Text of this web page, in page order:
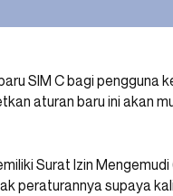
SIM C bagi pengguna
aturan baru ini akan
Surat Izin
peraturannya supaya